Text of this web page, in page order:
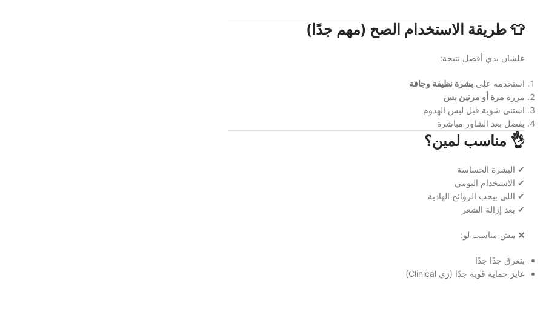
👕 طريقة الاستخدام الصح (مهم جدًا)
علشان يدي أفضل نتيجة:
استخدمه على بشرة نظيفة وجافة
مرره مرة أو مرتين بس
استنى شوية قبل لبس الهدوم
يفضل بعد الشاور مباشرة
👌 مناسب لمين؟
✔ البشرة الحساسة
✔ الاستخدام اليومي
✔ اللي بيحب الروائح الهادية
✔ بعد إزالة الشعر
❌ مش مناسب لو:
بتعرق جدًا جدًا
عايز حماية قوية جدًا (زي Clinical)